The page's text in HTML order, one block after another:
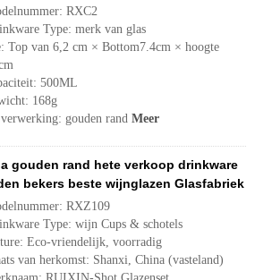
RXC2
Type: merk van glas
Top van 6,2 cm × Bottom7.4cm × hoogte
500ML
168g
gouden rand Meer
gouden rand hete verkoop drinkware
bekers beste wijnglazen Glasfabriek
RXZ109
Type: wijn Cups & schotels
Eco-vriendelijk, voorradig
van herkomst: Shanxi, China (vasteland)